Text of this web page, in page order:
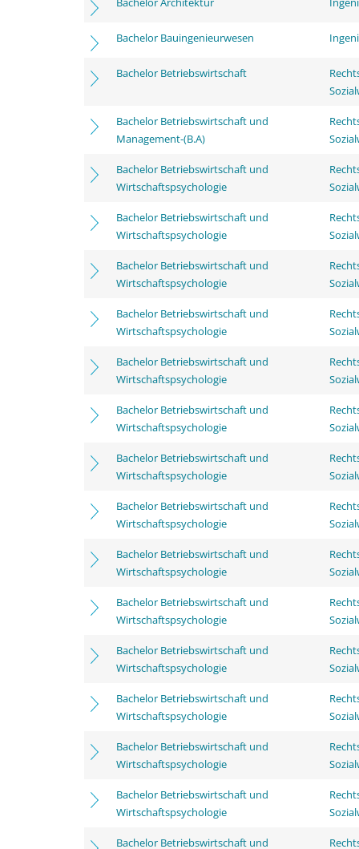
Bachelor Bauingenieurwesen
Bachelor Betriebswirtschaft
Bachelor Betriebswirtschaft und
Management-(B.A)
Bachelor Betriebswirtschaft und
Wirtschaftspsychologie
Bachelor Betriebswirtschaft und
Wirtschaftspsychologie
Bachelor Betriebswirtschaft und
Wirtschaftspsychologie
Bachelor Betriebswirtschaft und
Wirtschaftspsychologie
Bachelor Betriebswirtschaft und
Wirtschaftspsychologie
Bachelor Betriebswirtschaft und
Wirtschaftspsychologie
Bachelor Betriebswirtschaft und
Wirtschaftspsychologie
Bachelor Betriebswirtschaft und
Wirtschaftspsychologie
Bachelor Betriebswirtschaft und
Wirtschaftspsychologie
Bachelor Betriebswirtschaft und
Wirtschaftspsychologie
Bachelor Betriebswirtschaft und
Wirtschaftspsychologie
Bachelor Betriebswirtschaft und
Wirtschaftspsychologie
Bachelor Betriebswirtschaft und
Wirtschaftspsychologie
Bachelor Betriebswirtschaft und
Wirtschaftspsychologie
Bachelor Betriebswirtschaft und